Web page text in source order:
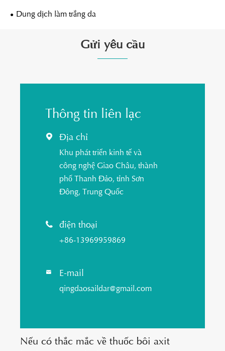
Dung dịch làm trắng da
Gửi yêu cầu
Thông tin liên lạc
 Địa chỉ
Khu phát triển kinh tế và
công nghệ Giao Châu, thành
phố Thanh Đảo, tỉnh Sơn
Đông, Trung Quốc
 điện thoại
+86-13969959869
 E-mail
qingdaosaildar@gmail.com
Nếu có thắc mắc về thuốc bôi axit